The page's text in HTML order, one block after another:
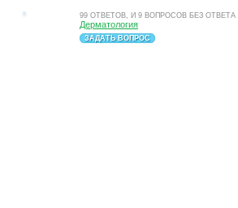
99 ОТВЕТОВ, И 9 ВОПРОСОВ БЕЗ ОТВЕТА
Дерматология
ЗАДАТЬ ВОПРОС